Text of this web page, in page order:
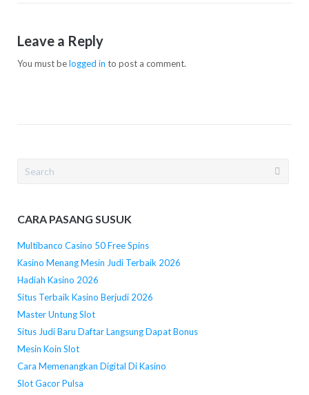
Leave a Reply
You must belogged in to post a comment.
Search
CARA PASANG SUSUK
Multibanco Casino 50 Free Spins
Kasino Menang Mesin Judi Terbaik 2026
Hadiah Kasino 2026
Situs Terbaik Kasino Berjudi 2026
Master Untung Slot
Situs Judi Baru Daftar Langsung Dapat Bonus
Mesin Koin Slot
Cara Memenangkan Digital Di Kasino
Slot Gacor Pulsa